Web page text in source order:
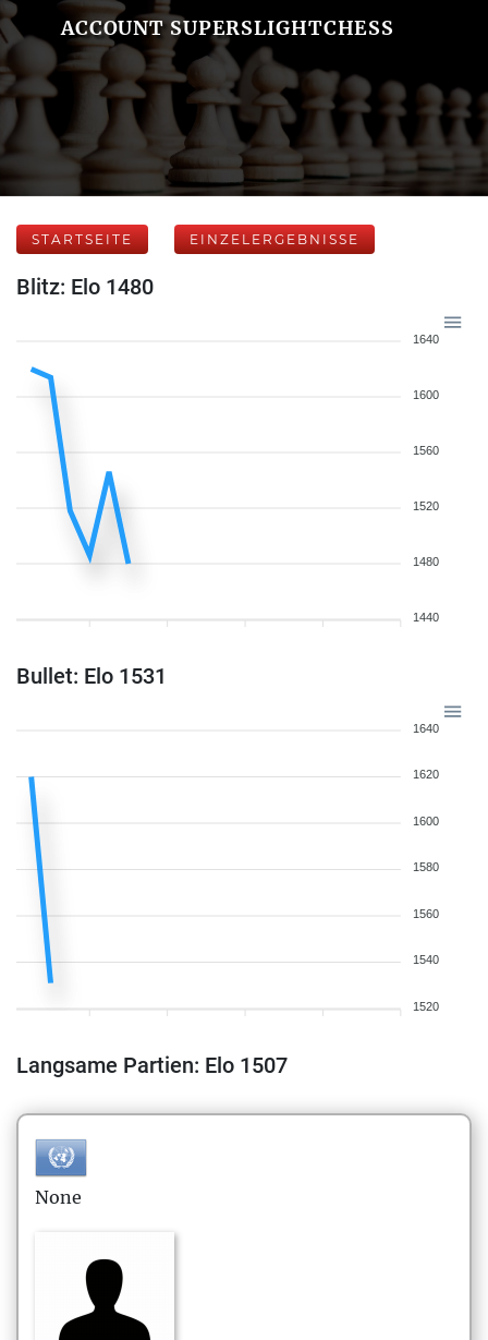
ACCOUNT SUPERSLIGHTCHESS
STARTSEITE EINZELERGEBNISSE
Blitz: Elo 1480
1640
1600
1560
1520
1480
1440
Bullet: Elo 1531
1640
1620
1600
1580
1560
1540
1520
Langsame Partien: Elo 1507
None